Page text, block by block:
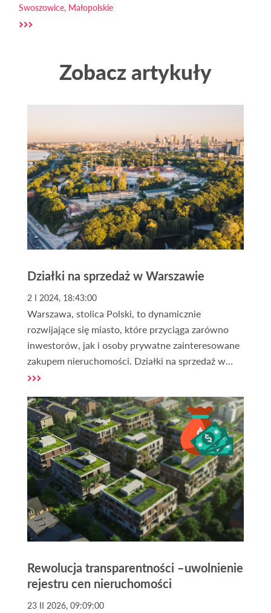
Swoszowice, Małopolskie
Zobacz artykuły
Działki na sprzedaż w Warszawie
2 I 2024, 18:43:00
Warszawa, stolica Polski, to dynamicznie
rozwijające się miasto, które przyciąga zarówno
inwestorów, jak i osoby prywatne zainteresowane
zakupem nieruchomości. Działki na sprzedaż w
Warszawie cieszą się ogromnym zainteresowaniem
oraz licznych korzyści, jakie oferuje to miasto.
Dlaczego warto rozważyć zakup działki w
Warszawie? To pytanie zadaje sobie wielu
nabywców, szukających idealnego miejsca na
budowę domu, inwestycję lub rozwój biznesu.
Rewolucja transparentności –uwolnienie
rejestru cen nieruchomości
23 II 2026, 09:09:00